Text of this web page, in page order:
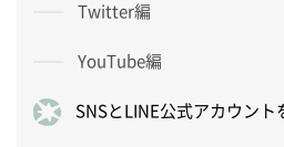
Twitter編
YouTube編
SNSとLINE公式アカウン